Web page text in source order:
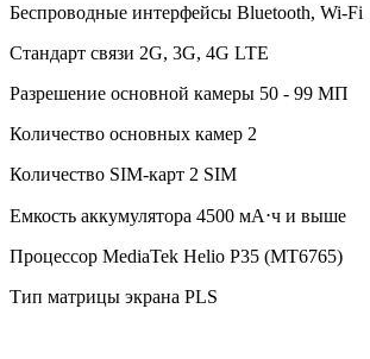
Беспроводные интерфейсы Bluetooth, Wi-Fi
Стандарт связи 2G, 3G, 4G LTE
Разрешение основной камеры 50 - 99 МП
Количество основных камер 2
Количество SIM-карт 2 SIM
Емкость аккумулятора 4500 мА⋅ч и выше
Процессор MediaTek Helio P35 (MT6765)
Тип матрицы экрана PLS